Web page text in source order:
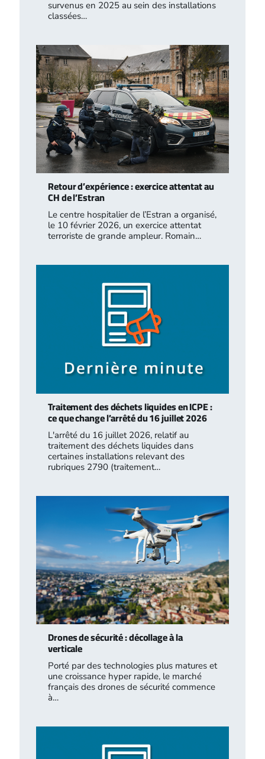
survenus en 2025 au sein des installations
classées…
Retour d’expérience : exercice attentat au
CH de l’Estran
Le centre hospitalier de l’Estran a organisé,
le 10 février 2026, un exercice attentat
terroriste de grande ampleur. Romain…
Traitement des déchets liquides en ICPE :
ce que change l’arrêté du 16 juillet 2026
L'arrêté du 16 juillet 2026, relatif au
traitement des déchets liquides dans
certaines installations relevant des
rubriques 2790 (traitement…
Drones de sécurité : décollage à la
verticale
Porté par des technologies plus matures et
une croissance hyper rapide, le marché
français des drones de sécurité commence
à…